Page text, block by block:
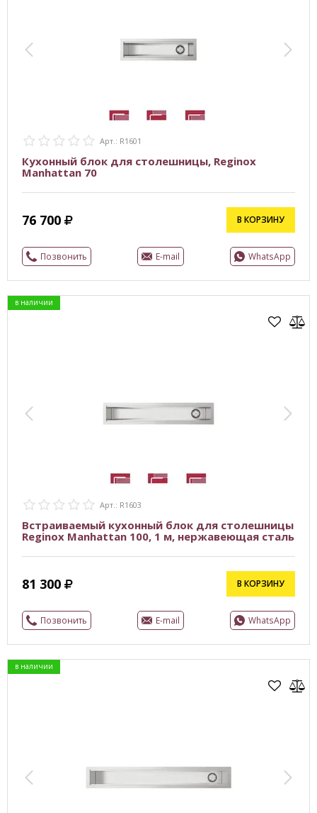
Арт.: R1601
Кухонный блок для столешницы, Reginox
Manhattan 70
76 700 В КОРЗИНУ
Позвонить E-mail WhatsApp
в наличии
Арт.: R1603
Встраиваемый кухонный блок для столешницы
Reginox Manhattan 100, 1 м, нержавеющая сталь
81 300 В КОРЗИНУ
Позвонить E-mail WhatsApp
в наличии